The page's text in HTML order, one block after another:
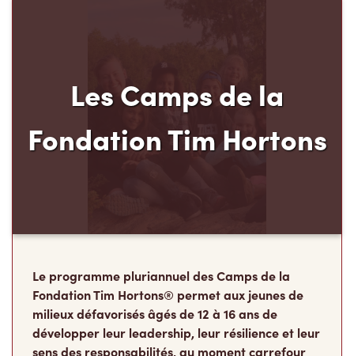
Fondation Tim Hortons
Fondation Tim Hortons® permet aux jeunes de
milieux défavorisés âgés de 12 à 16 ans de
développer leur leadership, leur résilience et leur
sens des responsabilités, au moment carrefour
de leur vie où ils déterminent ce qu’ils